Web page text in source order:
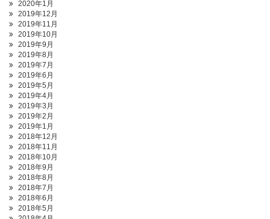
2020年1月
2019年12月
2019年11月
2019年10月
2019年9月
2019年8月
2019年7月
2019年6月
2019年5月
2019年4月
2019年3月
2019年2月
2019年1月
2018年12月
2018年11月
2018年10月
2018年9月
2018年8月
2018年7月
2018年6月
2018年5月